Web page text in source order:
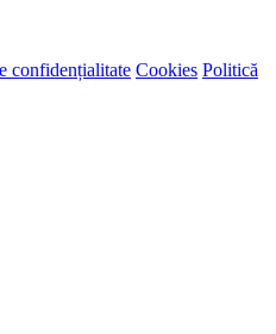
confidențialitate Cookies Politică